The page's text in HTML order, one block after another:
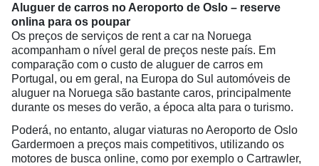
Aluguer de carros no Aeroporto de Oslo – reserve
onlina para os poupar
Os preços de serviços de rent a car na Noruega
acompanham o nível geral de preços neste país. Em
comparação com o custo de aluguer de carros em
Portugal, ou em geral, na Europa do Sul automóveis de
aluguer na Noruega são bastante caros, principalmente
durante os meses do verão, a época alta para o turismo.
Poderá, no entanto, alugar viaturas no Aeroporto de Oslo
Gardermoen a preços mais competitivos, utilizando os
motores de busca online, como por exemplo o Cartrawler,